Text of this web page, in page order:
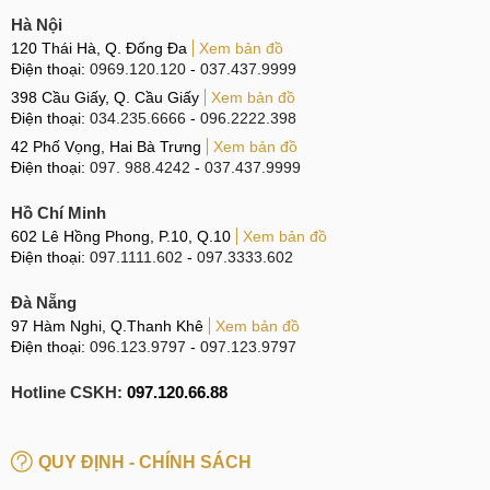
Care chỉ sử dụng linh kiện Chất lượng cao cho chất
lượng tốt nhất và tuổi thọ lâu dài.
Nguồn gốc rõ ràng: Tất cả linh kiện tại MobileCity
Care đều có nguồn gốc minh bạch, đầy đủ giấy tờ xác
minh nguồn gốc.
Care không chấp nhận bất kỳ linh kiện kém chất lượng
nào gây ảnh hưởng đến thiết bị của khách hàng.
cấp linh kiện chất lượng cao với giá cả cạnh tranh nhất
trên thị trường.
Hà Nội
120 Thái Hà, Q. Đống Đa
Xem bản đồ
Điện thoại: 0969.120.120 - 037.437.9999
398 Cầu Giấy, Q. Cầu Giấy
Xem bản đồ
Điện thoại: 034.235.6666 - 096.2222.398
42 Phố Vọng, Hai Bà Trưng
Xem bản đồ
Điện thoại: 097. 988.4242 - 037.437.9999
Hồ Chí Minh
602 Lê Hồng Phong, P.10, Q.10
Xem bản đồ
Điện thoại: 097.1111.602 - 097.3333.602
Đà Nẵng
97 Hàm Nghi, Q.Thanh Khê
Xem bản đồ
Điện thoại: 096.123.9797 - 097.123.9797
Hotline CSKH: 097.120.66.88
QUY ĐỊNH - CHÍNH SÁCH